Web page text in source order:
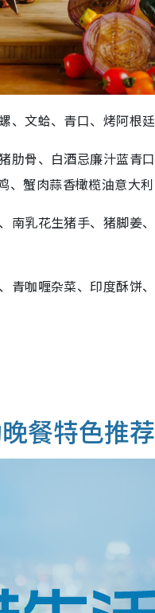
、文蛤、青口、烤阿根
肋骨、白酒忌廉汁蓝青
、蟹肉蒜香橄榄油意大
南乳花生猪手、猪脚姜
青咖喱杂菜、印度酥饼
餐特色推荐